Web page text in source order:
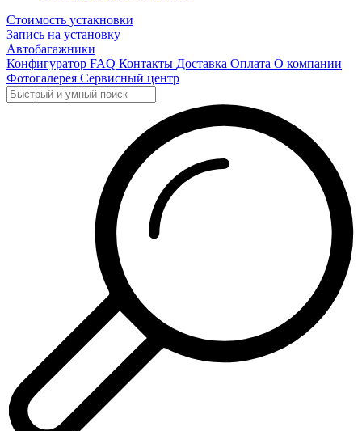
Стоимость устакновки
Запись на установку
Автобагажники
Конфигуратор FAQ Контакты Доставка Оплата О компании
Фотогалерея Сервисный центр